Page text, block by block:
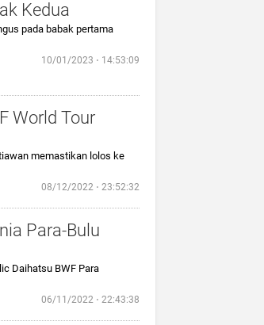
Kedua
pada babak pertama
10/01/2023 ⋅ 14:53:09
World Tour
memastikan lolos ke
08/12/2022 ⋅ 23:52:32
Para-Bulu
Daihatsu BWF Para
06/11/2022 ⋅ 22:43:38